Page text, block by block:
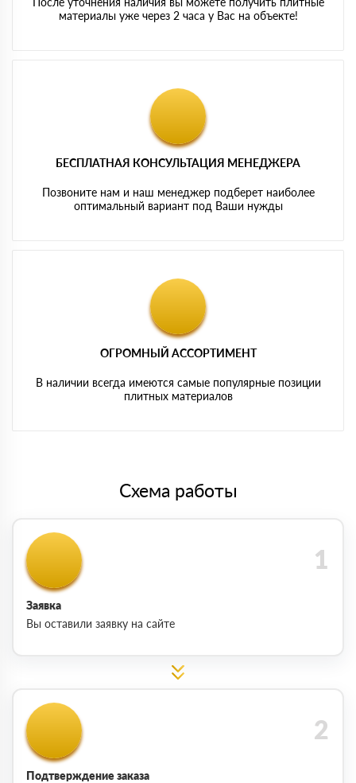
материалы уже через 2 часа у Вас на объекте!
БЕСПЛАТНАЯ КОНСУЛЬТАЦИЯ МЕНЕДЖЕРА
Позвоните нам и наш менеджер подберет наиболее
оптимальный вариант под Ваши нужды
ОГРОМНЫЙ АССОРТИМЕНТ
В наличии всегда имеются самые популярные позиции
плитных материалов
Схема работы
Заявка
Вы оставили заявку на сайте
Подтверждение заказа